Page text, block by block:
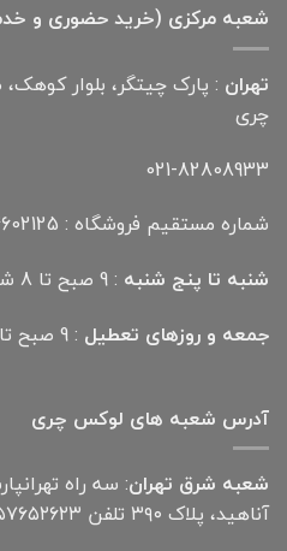
شعبه مرکزی (خرید حضوری و
تهران : پارک چیتگر، بلوار
چری
021-82808933
شماره مستقیم فروشگاه : 09384602125
شنبه تا پنج شنبه : 9 صبح تا 8 شب
جمعه و روزهای تعطیل : 9 صبح تا 5 عصر
آدرس شعبه های لوکس چری
شعبه شرق تهران: سه راه
آناهید، پلاک ۳۹۰ تلفن ۰۹۳۵۷۶۵۲۶۲۳